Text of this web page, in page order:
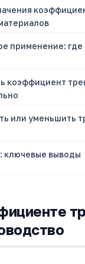
применение:
коэффициент
или уменьшить
ключевые выводы